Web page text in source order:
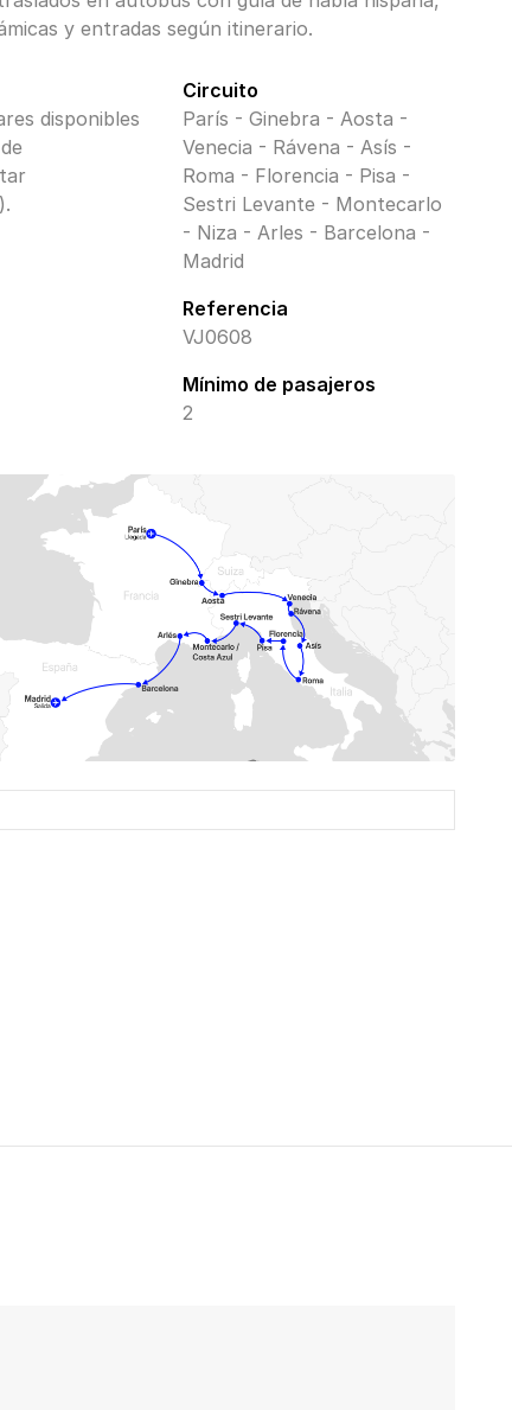
y entradas según itinerario.
disponibles
Circuito
París - Ginebra - Aosta -
Venecia - Rávena - Asís -
Roma - Florencia - Pisa -
Sestri Levante - Montecarlo
- Niza - Arles - Barcelona -
Madrid
Referencia
VJ0608
Mínimo de pasajeros
2